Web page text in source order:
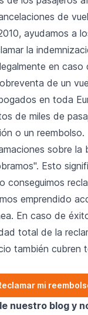
de
ayudamos a
la
en caso
de un
en toda
de miles de
o un reembolso.
sobre la
Esto
conseguimos
emprendido
En caso de
total de la
también cubren
mi
nuestro blog y